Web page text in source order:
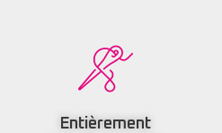
Entièrement